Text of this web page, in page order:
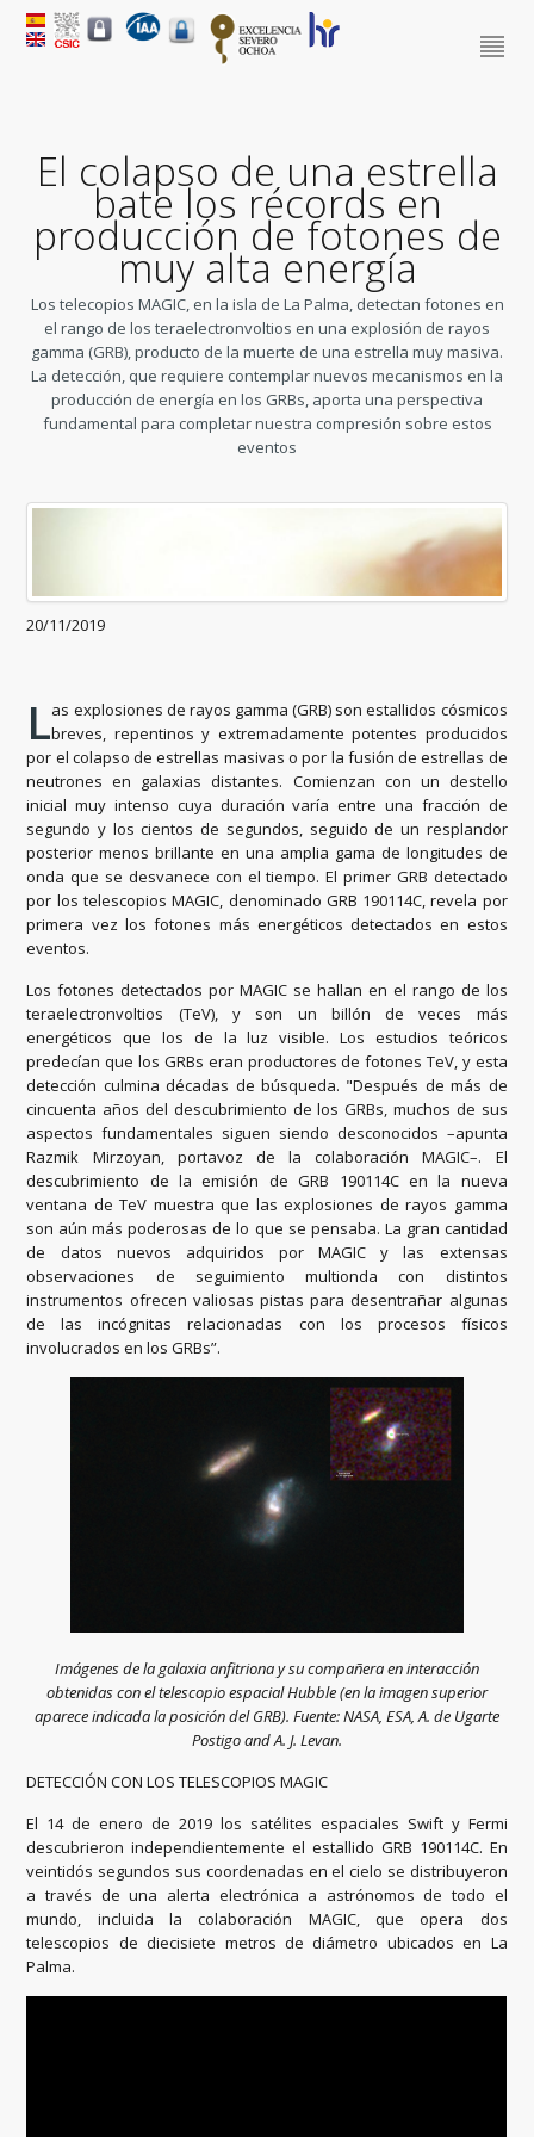
El colapso de una estrella
bate los récords en
producción de fotones de
muy alta energía
Los telecopios MAGIC, en la isla de La Palma, detectan fotones en
el rango de los teraelectronvoltios en una explosión de rayos
gamma (GRB), producto de la muerte de una estrella muy masiva.
La detección, que requiere contemplar nuevos mecanismos en la
producción de energía en los GRBs, aporta una perspectiva
fundamental para completar nuestra compresión sobre estos
eventos
20/11/2019
Las explosiones de rayos gamma (GRB) son estallidos cósmicos
breves, repentinos y extremadamente potentes producidos
por el colapso de estrellas masivas o por la fusión de estrellas de
neutrones en galaxias distantes. Comienzan con un destello
inicial muy intenso cuya duración varía entre una fracción de
segundo y los cientos de segundos, seguido de un resplandor
posterior menos brillante en una amplia gama de longitudes de
onda que se desvanece con el tiempo. El primer GRB detectado
por los telescopios MAGIC, denominado GRB 190114C, revela por
primera vez los fotones más energéticos detectados en estos
eventos.
Los fotones detectados por MAGIC se hallan en el rango de los
teraelectronvoltios (TeV), y son un billón de veces más
energéticos que los de la luz visible. Los estudios teóricos
predecían que los GRBs eran productores de fotones TeV, y esta
detección culmina décadas de búsqueda. "Después de más de
cincuenta años del descubrimiento de los GRBs, muchos de sus
aspectos fundamentales siguen siendo desconocidos –apunta
Razmik Mirzoyan, portavoz de la colaboración MAGIC–. El
descubrimiento de la emisión de GRB 190114C en la nueva
ventana de TeV muestra que las explosiones de rayos gamma
son aún más poderosas de lo que se pensaba. La gran cantidad
de datos nuevos adquiridos por MAGIC y las extensas
observaciones de seguimiento multionda con distintos
instrumentos ofrecen valiosas pistas para desentrañar algunas
de las incógnitas relacionadas con los procesos físicos
involucrados en los GRBs”.
Imágenes de la galaxia anfitriona y su compañera en interacción
obtenidas con el telescopio espacial Hubble (en la imagen superior
aparece indicada la posición del GRB). Fuente: NASA, ESA, A. de Ugarte
Postigo and A. J. Levan.
DETECCIÓN CON LOS TELESCOPIOS MAGIC
El 14 de enero de 2019 los satélites espaciales Swift y Fermi
descubrieron independientemente el estallido GRB 190114C. En
veintidós segundos sus coordenadas en el cielo se distribuyeron
a través de una alerta electrónica a astrónomos de todo el
mundo, incluida la colaboración MAGIC, que opera dos
telescopios de diecisiete metros de diámetro ubicados en La
Palma.